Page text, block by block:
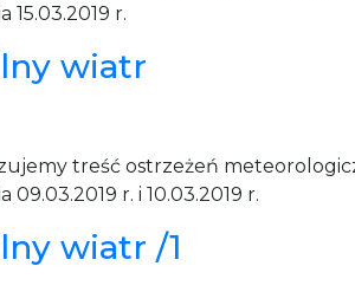
r.
wiatr
treść ostrzeżeń
r. i 10.03.2019 r.
wiatr /1